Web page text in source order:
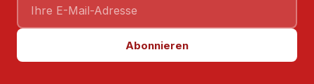
Abonnieren